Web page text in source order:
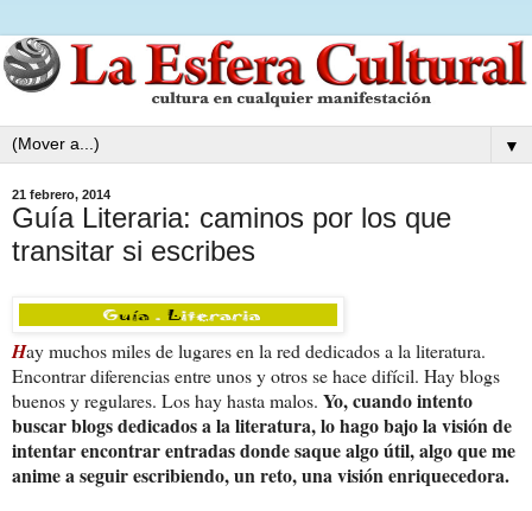
▼
21 febrero, 2014
Guía Literaria: caminos por los que
transitar si escribes
Hay muchos miles de lugares en la red dedicados a la literatura.
Encontrar diferencias entre unos y otros se hace difícil. Hay blogs
buenos y regulares. Los hay hasta malos. Yo, cuando intento
buscar blogs dedicados a la literatura, lo hago bajo la visión de
intentar encontrar entradas donde saque algo útil, algo que me
anime a seguir escribiendo, un reto, una visión enriquecedora.